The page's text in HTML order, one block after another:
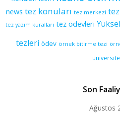
news tez konuları tez merkezi
tez yazım kuralları tez ödevleri
tezleri ödev örnek bitirme tezi
Son
Ağustos